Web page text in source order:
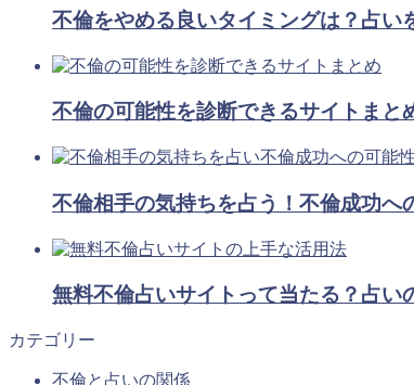
不倫をやめる良いタイミングは？占い
不倫の可能性を診断できるサイトまと
不倫相手の気持ちを占う！不倫成功へ
無料不倫占いサイトって当たる？占い
カテゴリー
不倫と占いの関係